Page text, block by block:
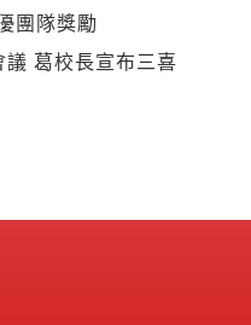
團隊獎勵
葛校長宣布三喜